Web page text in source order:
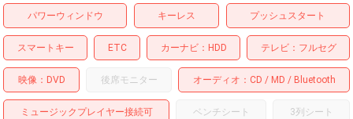
パワーウィンドウ キーレス プッシュスタート
スマートキー ETC カーナビ HDD テレビ フルセグ
映像 DVD 後席モニター オーディオ CD MD Bluetooth
ミュージックプレイヤー接続可 ベンチシート 3列シート